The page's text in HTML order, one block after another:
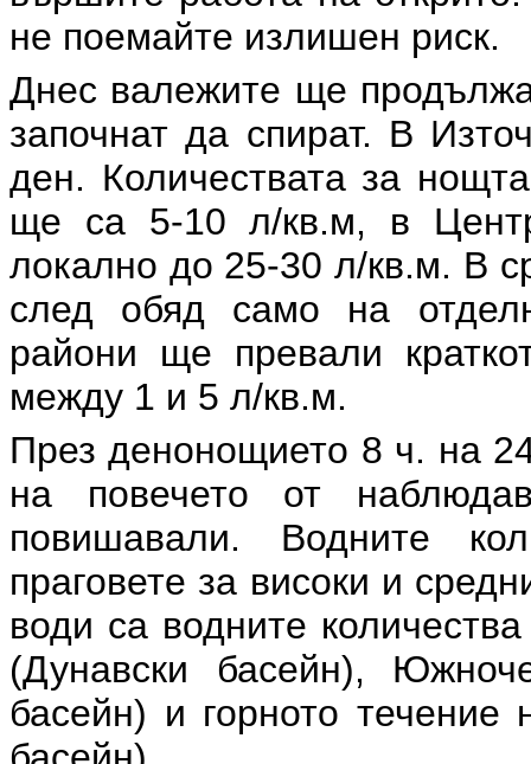
не поемайте излишен риск.
Днес валежите ще
започнат да спират. В
ден. Количествата за
ще са 5-10 л/кв.м, в
локално до 25-30 л/кв.м. В
след обяд само на
райони ще превали
между 1 и 5 л/кв.м.
През денонощието 8 ч. на
на повечето от
повишавали. Водните
праговете за високи и
води са водните
(Дунавски басейн),
басейн) и горното